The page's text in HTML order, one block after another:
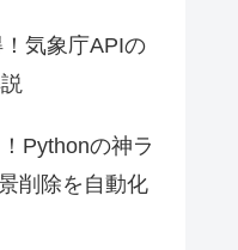
気象庁APIの
Pythonの神ラ
削除を自動化